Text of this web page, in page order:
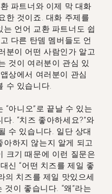
파트너와 이제 막 대화
한 것이죠. 대화 주제를
는 언어 교환 파트너도 쉽
다른 탄뎀 멤버들도 언
분이 어떤 사람인가 알고
것이 여러분이 관심 있
상에서 여러분이 관심
수 있습니다.
“아니오”로 끝날 수 있는
. “치즈 좋아하세요?”와
수 있습니다. 일단 상대
하지 않는지 알게 되고
크기 때문에 이런 질문은
신 “어떤 치즈를 제일 좋
의 치즈를 제일 맛있으세
것이 좋습니다. “왜”라는